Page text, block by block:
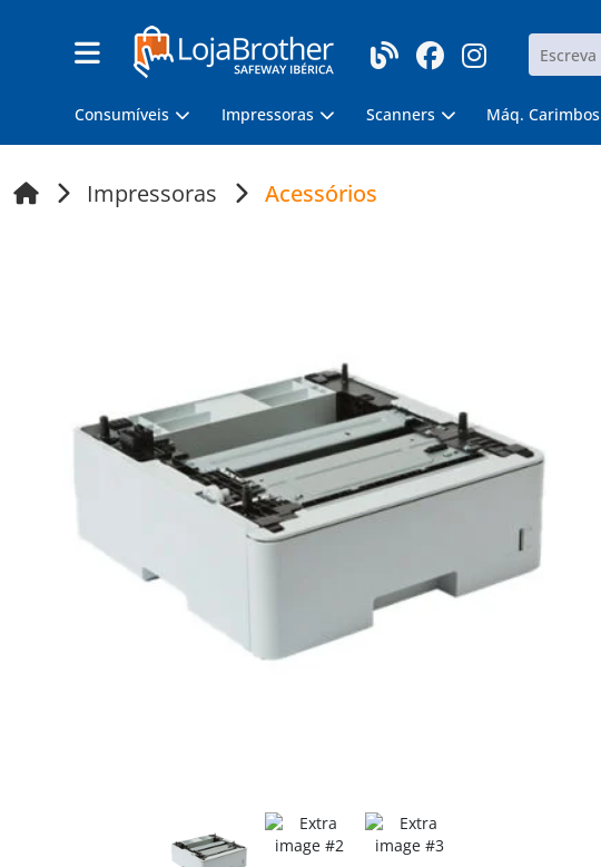
Consumíveis Impressoras Scanners Máq. Carimbos
Impressoras Acessórios